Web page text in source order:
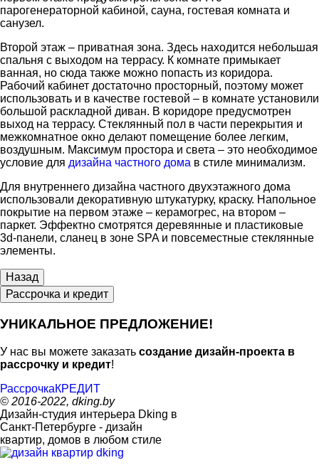
парогенераторной кабиной, сауна, гостевая комната и
санузел.
Второй этаж – приватная зона. Здесь находится небольшая
спальня с выходом на террасу. К комнате примыкает
ванная, но сюда также можно попасть из коридора.
Рабочий кабинет достаточно просторный, поэтому может
использовать и в качестве гостевой – в комнате установили
большой раскладной диван. В коридоре предусмотрен
выход на террасу. Стеклянный пол в части перекрытия и
межкомнатное окно делают помещение более легким,
воздушным. Максимум простора и света – это необходимое
условие для дизайна частного дома в стиле минимализм.
Для внутреннего дизайна частного двухэтажного дома
использовали декоративную штукатурку, краску. Напольное
покрытие на первом этаже – керамогрес, на втором –
паркет. Эффектно смотрятся деревянные и пластиковые
3d-панели, сланец в зоне SPA и повсеместные стеклянные
элементы.
Рассрочка и кредит
УНИКАЛЬНОЕ ПРЕДЛОЖЕНИЕ!
У нас вы можете заказать создание дизайн-проекта в
рассрочку и кредит!
РассрочкаКРЕДИТ
© 2016-2022, dking.by
Дизайн-студия интерьера Dking в
Санкт-Петербурге - дизайн
квартир, домов в любом стиле
dking